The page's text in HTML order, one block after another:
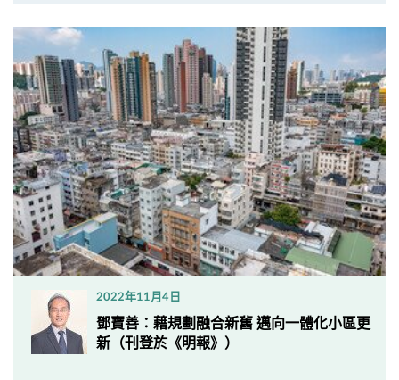
2022年11月4日
鄧寶善：藉規劃融合新舊 邁向一體化小區更
新（刊登於《明報》）